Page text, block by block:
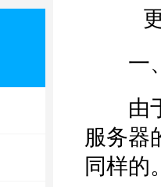
一、
由于
服务器
同样的